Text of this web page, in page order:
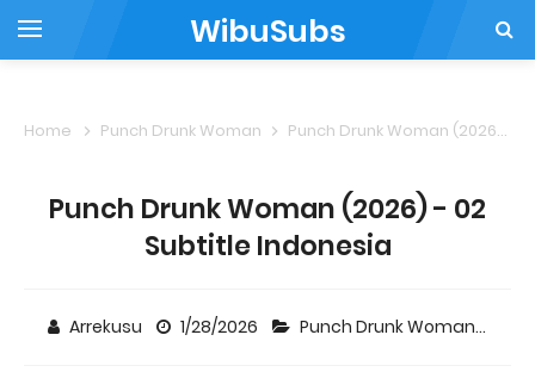
WibuSubs
Home Punch Drunk Woman Punch Drunk Woman (2026) - 02 Subtitle Indonesia
Punch Drunk Woman (2026) - 02
Subtitle Indonesia
Arrekusu 1/28/2026 Punch Drunk Woman